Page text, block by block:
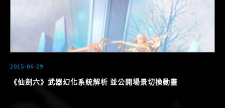
2015-06-09
《仙劍六》武器幻化系統解析 並公開場景切換動畫